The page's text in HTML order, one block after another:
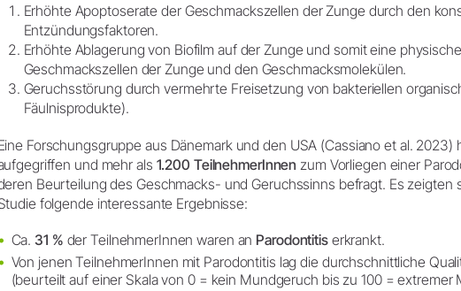
Erhöhte Apoptoserate der Geschmackszellen der Zunge durch den
Entzündungsfaktoren.
Erhöhte Ablagerung von Biofilm auf der Zunge und somit eine
Geschmackszellen der Zunge und den Geschmacksmolekülen.
Geruchsstörung durch vermehrte Freisetzung von bakteriellen
Fäulnisprodukte).
Forschungsgruppe aus Dänemark und den USA (Cassiano et al. 2023)
und mehr als 1.200 TeilnehmerInnen zum Vorliegen einer
Beurteilung des Geschmacks- und Geruchssinns befragt. Es zeigten
folgende interessante Ergebnisse:
Ca.31 % der TeilnehmerInnen waren an Parodontitiserkrankt.
Von jenen TeilnehmerInnen mit Parodontitis lag die durchschnittliche
(beurteilt auf einer Skala von 0 = kein Mundgeruch bis zu 100 = extremer